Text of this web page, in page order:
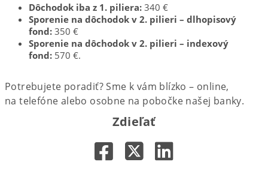
Dôchodok iba z 1. piliera: 340 €
Sporenie na dôchodok v 2. pilieri – dlhopisový
fond: 350 €
Sporenie na dôchodok v 2. pilieri – indexový
fond: 570 €.
Potrebujete poradiť? Sme k vám blízko – online,
na telefóne alebo osobne na pobočke našej banky.
Zdieľať